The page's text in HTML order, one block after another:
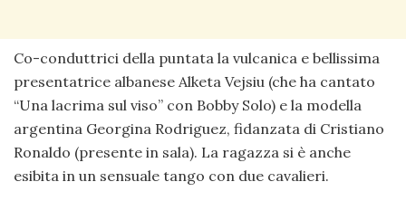
Co-conduttrici della puntata la vulcanica e bellissima
presentatrice albanese Alketa Vejsiu (che ha cantato
“Una lacrima sul viso” con Bobby Solo) e la modella
argentina Georgina Rodriguez, fidanzata di Cristiano
Ronaldo (presente in sala). La ragazza si è anche
esibita in un sensuale tango con due cavalieri.